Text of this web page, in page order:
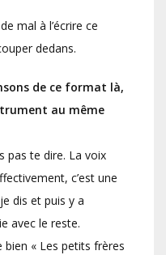
mal à l’écrire ce
dedans.
de ce format là,
au même
pas te dire. La voix
c’est une
dis et puis y a
avec le reste.
bien « Les petits frères